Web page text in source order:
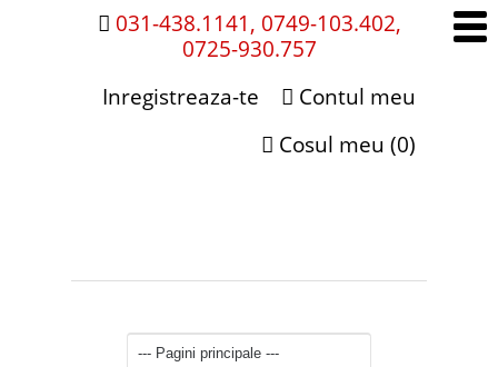
031-438.1141, 0749-103.402,
0725-930.757
Contul meu
Inregistreaza-te
Cosul meu (0)